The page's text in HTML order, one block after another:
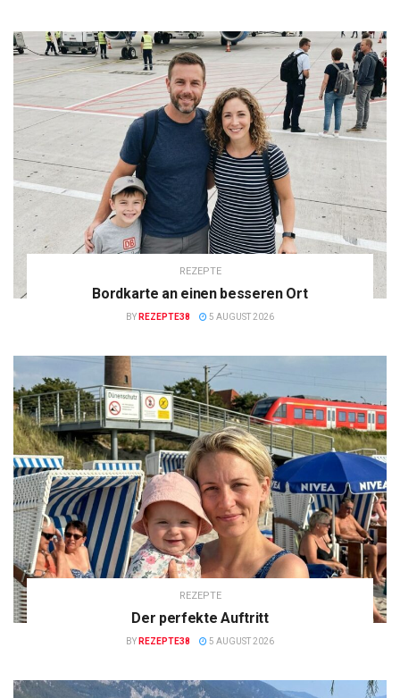
REZEPTE
Bordkarte an einen besseren Ort
BY REZEPTE38 5 AUGUST 2026
REZEPTE
Der perfekte Auftritt
BY REZEPTE38 5 AUGUST 2026